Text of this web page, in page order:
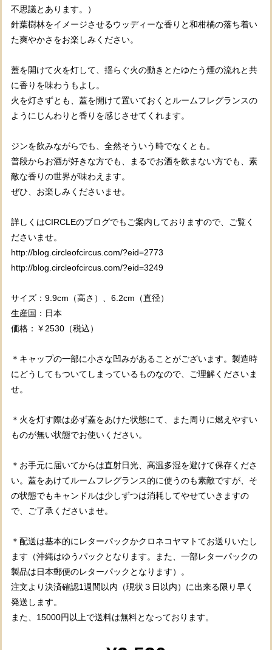
不思議とあります。）
針葉樹林をイメージさせるウッディーな香りと和柑橘の落ち着い
た爽やかさをお楽しみください。
蓋を開けて火を灯して、揺らぐ火の動きとたゆたう煙の流れと共
に香りを味わうもよし。
火を灯さずとも、蓋を開けて置いておくとルームフレグランスの
ようにじんわりと香りを感じさせてくれます。
ジンを飲みながらでも、全然そういう時でなくとも。
普段からお酒が好きな方でも、まるでお酒を飲まない方でも、素
敵な香りの世界が味わえます。
ぜひ、お楽しみくださいませ。
詳しくはCIRCLEのブログでもご案内しておりますので、ご覧く
ださいませ。
http://blog.circleofcircus.com/?eid=2773
http://blog.circleofcircus.com/?eid=3249
サイズ：9.9cm（高さ）、6.2cm（直径）
生産国：日本
価格：￥2530（税込）
＊キャップの一部に小さな凹みがあることがございます。製造時
にどうしてもついてしまっているものなので、ご理解くださいま
せ。
＊火を灯す際は必ず蓋をあけた状態にて、また周りに燃えやすい
ものが無い状態でお使いください。
＊お手元に届いてからは直射日光、高温多湿を避けて保存くださ
い。蓋をあけてルームフレグランス的に使うのも素敵ですが、そ
の状態でもキャンドルは少しずつは消耗してやせていきますの
で、ご了承くださいませ。
＊配送は基本的にレターパックかクロネコヤマトてお送りいたし
ます（沖縄はゆうパックとなります。また、一部レターパックの
製品は日本郵便のレターパックとなります）。
注文より決済確認1週間以内（現状３日以内）に出来る限り早く
発送します。
また、15000円以上で送料は無料となっております。